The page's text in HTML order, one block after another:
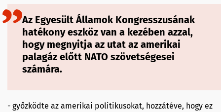
Az Egyesült Államok Kongresszusának
hatékony eszköz van a kezében azzal,
hogy megnyitja az utat az amerikai
palagáz előtt NATO szövetségesei
számára.
- győzködte az amerikai politikusokat, hozzátéve, hogy ez